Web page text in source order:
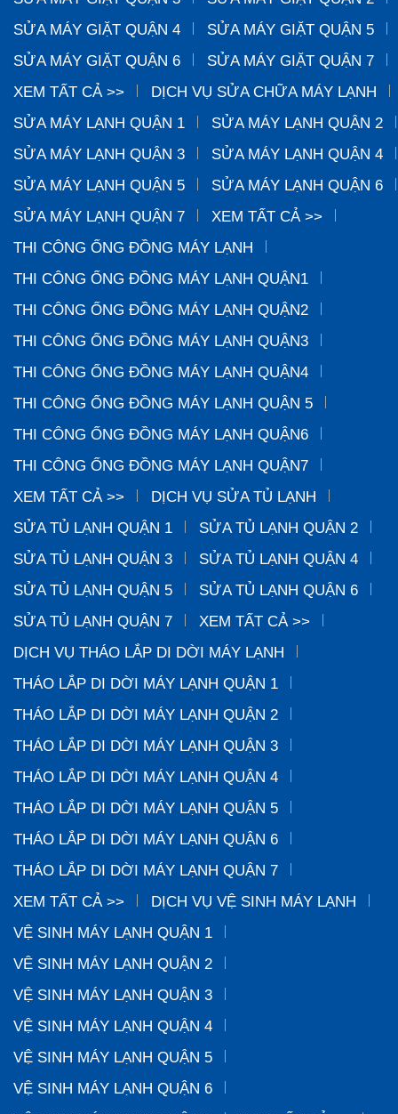
SỬA MÁY GIẶT QUẬN 4
SỬA MÁY GIẶT QUẬN 5
SỬA MÁY GIẶT QUẬN 6
SỬA MÁY GIẶT QUẬN 7
XEM TẤT CẢ >>
DỊCH VỤ SỬA CHỮA MÁY LẠNH
SỬA MÁY LẠNH QUẬN 1
SỬA MÁY LẠNH QUẬN 2
SỬA MÁY LẠNH QUẬN 3
SỬA MÁY LẠNH QUẬN 4
SỬA MÁY LẠNH QUẬN 5
SỬA MÁY LẠNH QUẬN 6
SỬA MÁY LẠNH QUẬN 7
XEM TẤT CẢ >>
THI CÔNG ỐNG ĐỒNG MÁY LẠNH
THI CÔNG ỐNG ĐỒNG MÁY LẠNH QUẬN1
THI CÔNG ỐNG ĐỒNG MÁY LẠNH QUẬN2
THI CÔNG ỐNG ĐỒNG MÁY LẠNH QUẬN3
THI CÔNG ỐNG ĐỒNG MÁY LẠNH QUẬN4
THI CÔNG ỐNG ĐỒNG MÁY LẠNH QUẬN 5
THI CÔNG ỐNG ĐỒNG MÁY LẠNH QUẬN6
THI CÔNG ỐNG ĐỒNG MÁY LẠNH QUẬN7
XEM TẤT CẢ >>
DỊCH VỤ SỬA TỦ LẠNH
SỬA TỦ LẠNH QUẬN 1
SỬA TỦ LẠNH QUẬN 2
SỬA TỦ LẠNH QUẬN 3
SỬA TỦ LẠNH QUẬN 4
SỬA TỦ LẠNH QUẬN 5
SỬA TỦ LẠNH QUẬN 6
SỬA TỦ LẠNH QUẬN 7
XEM TẤT CẢ >>
DỊCH VỤ THÁO LẮP DI DỜI MÁY LẠNH
THÁO LẮP DI DỜI MÁY LẠNH QUẬN 1
THÁO LẮP DI DỜI MÁY LẠNH QUẬN 2
THÁO LẮP DI DỜI MÁY LẠNH QUẬN 3
THÁO LẮP DI DỜI MÁY LẠNH QUẬN 4
THÁO LẮP DI DỜI MÁY LẠNH QUẬN 5
THÁO LẮP DI DỜI MÁY LẠNH QUẬN 6
THÁO LẮP DI DỜI MÁY LẠNH QUẬN 7
XEM TẤT CẢ >>
DỊCH VỤ VỆ SINH MÁY LẠNH
VỆ SINH MÁY LẠNH QUẬN 1
VỆ SINH MÁY LẠNH QUẬN 2
VỆ SINH MÁY LẠNH QUẬN 3
VỆ SINH MÁY LẠNH QUẬN 4
VỆ SINH MÁY LẠNH QUẬN 5
VỆ SINH MÁY LẠNH QUẬN 6